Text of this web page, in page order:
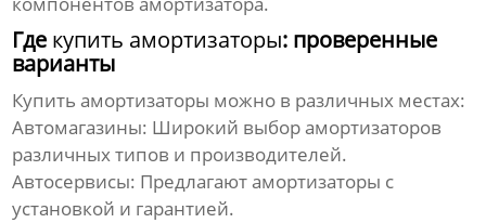
Где купить амортизаторы: проверенные
варианты
Купить амортизаторы можно в различных местах:
Автомагазины: Широкий выборамортизаторов
различных типов и производителей.
Автосервисы: Предлагаютамортизаторы с
установкой и гарантией.